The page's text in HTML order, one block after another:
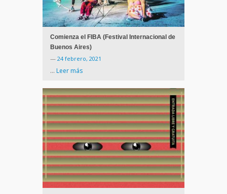
Comienza el FIBA (Festival Internacional de
Buenos Aires)
— 24 febrero, 2021
… Leer más